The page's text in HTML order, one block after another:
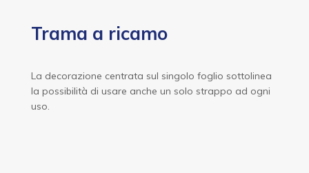
Trama a ricamo
La decorazione centrata sul singolo foglio sottolinea
la possibilità di usare anche un solo strappo ad ogni
uso.